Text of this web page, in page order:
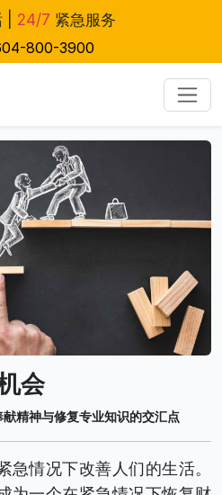
| 24/7 紧急服务
800-3900
会
精神与修复专业知识的交汇点
急情况下改善人们的生活。